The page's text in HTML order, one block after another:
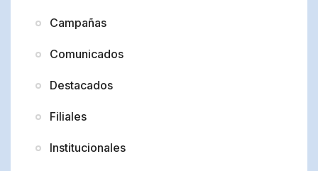
Campañas
Comunicados
Destacados
Filiales
Institucionales